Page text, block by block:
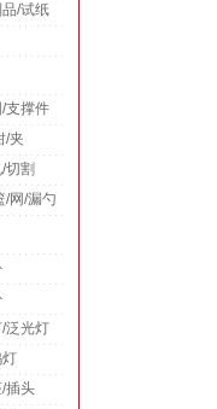
/试纸
/支撑件
/夹
切割
/网/漏勺
泛光灯
插头